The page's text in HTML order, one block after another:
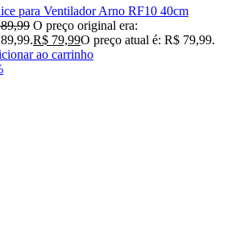
para Ventilador Arno RF10 40cm
O preço original era:
R$ 79,99O preço atual é: R$ 79,99.
ao carrinho